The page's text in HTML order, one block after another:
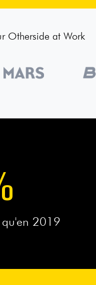
Otherside at Work
qu'en 2019